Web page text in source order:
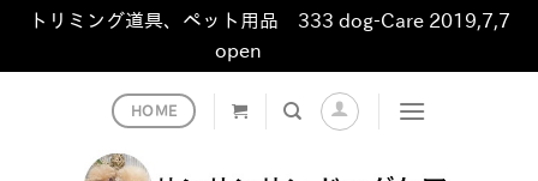
トリミング道具、ペット用品 333 dog-Care 2019,7,7
open
HOME